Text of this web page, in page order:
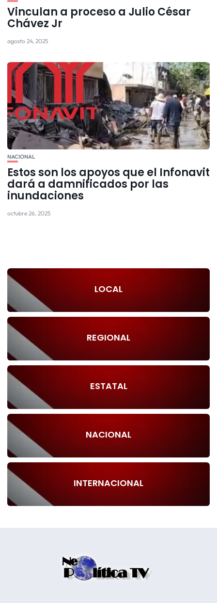
Vinculan a proceso a Julio César
Chávez Jr
agosto 24, 2025
NACIONAL
Estos son los apoyos que el Infonavit
dará a damnificados por las
inundaciones
octubre 26, 2025
LOCAL
REGIONAL
ESTATAL
NACIONAL
INTERNACIONAL